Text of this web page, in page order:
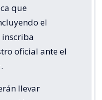
que
el
inscriba
oficial ante el
llevar